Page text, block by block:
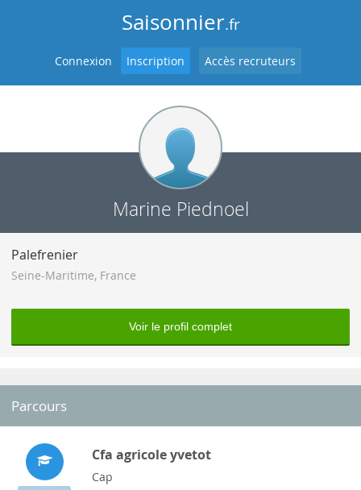
Saisonnier.fr
Connexion Inscription Accès recruteurs
Marine Piednoel
Palefrenier
Seine-Maritime, France
Voir le profil complet
Parcours
Cfa agricole yvetot
Cap